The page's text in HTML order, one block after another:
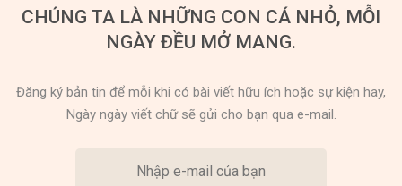
CHÚNG TA LÀ NHỮNG CON CÁ NHỎ, MỖI
NGÀY ĐỀU MỞ MANG.
Đăng ký bản tin để mỗi khi có bài viết hữu ích hoặc sự kiện hay,
Ngày ngày viết chữ sẽ gửi cho bạn qua e-mail.